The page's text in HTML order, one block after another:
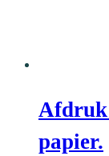
papier.